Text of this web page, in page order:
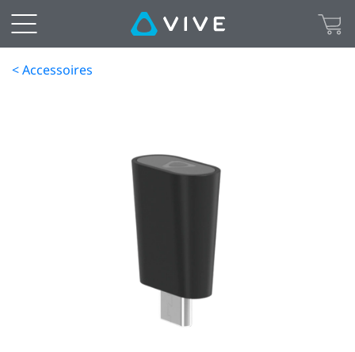
< Accessoires